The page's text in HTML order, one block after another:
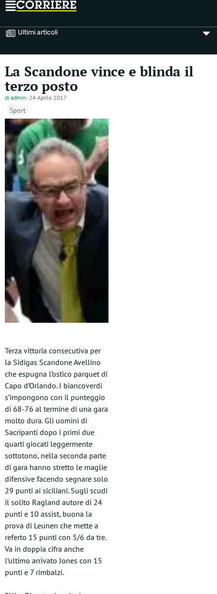
Ultimi articoli
La Scandone vince e blinda il
terzo posto
di admin- 24 Aprile 2017
Sport
Terza vittoria consecutiva per
la Sidigas Scandone Avellino
che espugna l’ostico parquet di
Capo d’Orlando. I biancoverdi
s’impongono con il punteggio
di 68-76 al termine di una gara
molto dura. Gli uomini di
Sacripanti dopo i primi due
quarti giocati leggermente
sottotono, nella seconda parte
di gara hanno stretto le maglie
difensive facendo segnare solo
29 punti ai siciliani. Sugli scudi
il solito Ragland autore di 24
punti e 10 assist, buona la
prova di Leunen che mette a
referto 15 punti con 5/6 da tre.
Va in doppia cifra anche
l’ultimo arrivato Jones con 15
punti e 7 rimbalzi.